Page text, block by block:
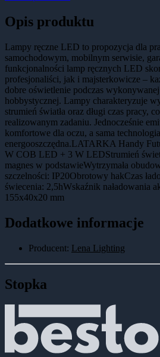
Opis produktu
Lampy ręczne LED to propozycja dla
samochodowym, mobilnym serwisie,
funkcjonalności lamp ręcznych LED
profesjonaliści, jak i majsterkowicze –
dobre oświetlenie podczas
hobbystycznej. Lampy charakteryzuje
strumień światła oraz długi czas pracy,
realizowanym zadaniu. Jednocześnie
komfortowe dla oczu, a sama
energooszczędna.LATARKA Handy
W COB LED + 3 W LEDStrumień
magnes w podstawieWytrzymała
szczelności: IP20Obrotowy hakCzas
świecenia: 2,5hWskaźnik naładowania
155x40x20 mm
Dodatkowe informacje
Producent: Lena Lighting
Stopka